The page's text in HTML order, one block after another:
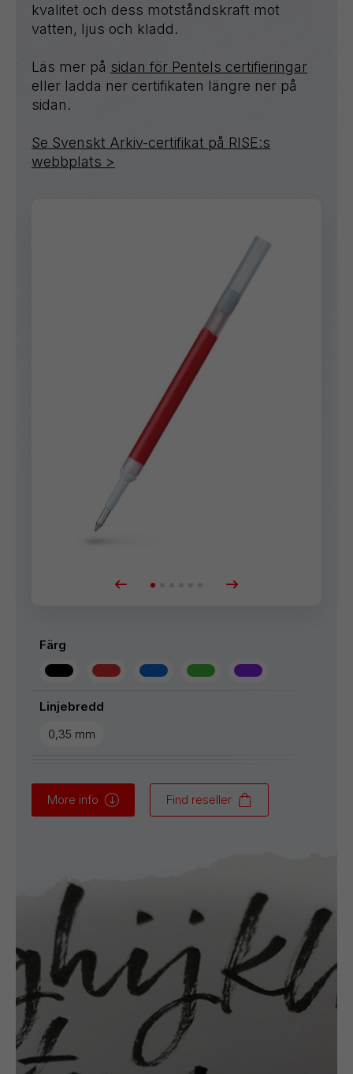
kvalitet och dess motståndskraft mot
vatten, ljus och kladd.
Läs mer på sidan för Pentels certifieringar
eller ladda ner certifikaten längre ner på
sidan.
Se Svenskt Arkiv-certifikat på RISE:s
webbplats >
Färg
Linjebredd
0,35 mm
More info Find reseller